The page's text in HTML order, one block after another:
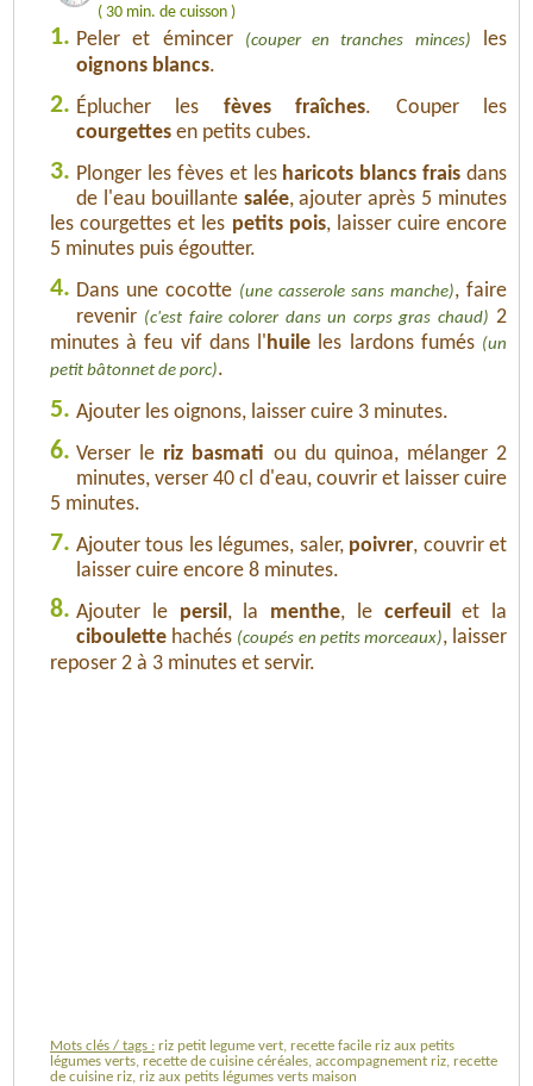
( 30 min. de cuisson )
1. Peler et émincer (couper en tranches minces)
les
oignons blancs.
2. Éplucher les fèves fraîches. Couper les
courgettes en petits cubes.
3. Plonger les fèves et les haricots blancs frais dans
de l'eau bouillante salée, ajouter après 5 minutes
les courgettes et les petits pois, laisser cuire encore
5 minutes puis égoutter.
4. Dans une cocotte (une casserole sans manche), faire
revenir (c'est faire colorer dans un corps gras chaud) 2
minutes à feu vif dans l' huile les lardons fumés (un
petit bâtonnet de porc).
5. Ajouter les oignons, laisser cuire 3 minutes.
6. Verser le riz basmati ou du quinoa, mélanger 2
minutes, verser 40 cl d'eau, couvrir et laisser cuire
5 minutes.
7. Ajouter tous les légumes, saler, poivrer, couvrir et
laisser cuire encore 8 minutes.
8. Ajouter le persil , la menthe, le cerfeuil
et la
ciboulette hachés (coupés en petits morceaux), laisser
reposer 2 à 3 minutes et servir.
Mots clés / tags : riz petit legume vert, recette facile riz aux petits
légumes verts, recette de cuisine céréales, accompagnement riz, recette
de cuisine riz, riz aux petits légumes verts maison